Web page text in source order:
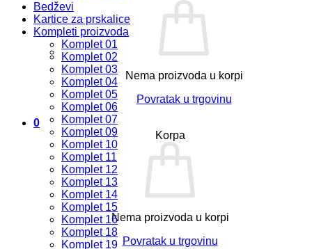
Nema proizvoda u korpi
Povratak u trgovinu
0
Korpa
Nema proizvoda u korpi
Povratak u trgovinu
Bedževi
Kartice za prskalice
Kompleti proizvoda
Komplet 01
Komplet 02
Komplet 03
Komplet 04
Komplet 05
Komplet 06
Komplet 07
Komplet 09
Komplet 10
Komplet 11
Komplet 12
Komplet 13
Komplet 14
Komplet 15
Komplet 16
Komplet 18
Komplet 19